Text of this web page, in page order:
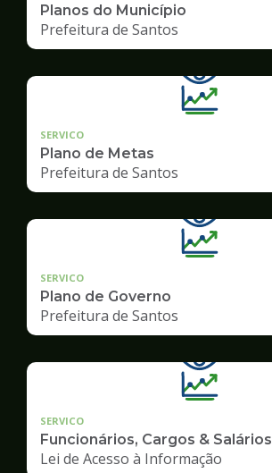
Planos do Município
Prefeitura de Santos
SERVICO
Plano de Metas
Prefeitura de Santos
SERVICO
Plano de Governo
Prefeitura de Santos
SERVICO
Funcionários, Cargos & Salários
Lei de Acesso à Informação